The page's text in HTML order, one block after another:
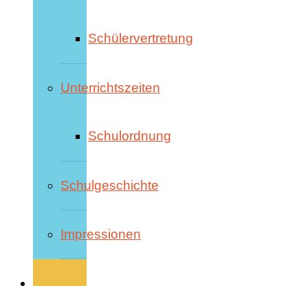
Schülervertretung
Unterrichtszeiten
Schulordnung
Schulgeschichte
Impressionen